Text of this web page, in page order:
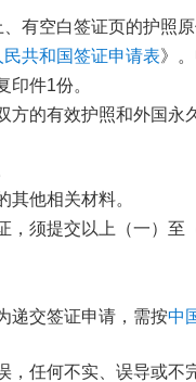
有空白签证页的护照
民共和国签证申请表》
印件1份。
方的有效护照和外国
其他相关材料。
，须提交以上（一）
递交签证申请，需按中
任何不实、误导或不